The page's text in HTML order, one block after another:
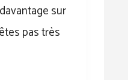
sur
pas très